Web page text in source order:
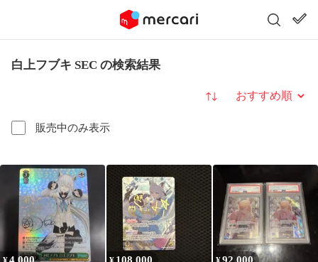
白上フブキ SEC の検索結果
販売中のみ表示
並び替え